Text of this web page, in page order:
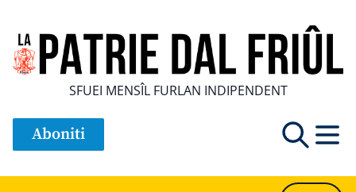
SFUEI MENSÎL FURLAN INDIPENDENT
Aboniti